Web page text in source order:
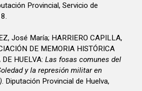
Provincial, Servicio de
José María; HARRIERO CAPILLA,
DE MEMORIA HISTÓRICA
DE HUELVA:Las fosas comunes del
y la represión militar en
. Diputación Provincial de Huelva,